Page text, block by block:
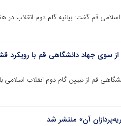
قم گفت: بیانیه گام دوم انقلاب
از سوی جهاد دانشگاهی قم با رویکرد
قم از تبیین گام دوم انقلاب اسلامی
آن» منتشر شد